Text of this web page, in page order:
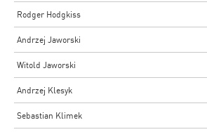
Rodger Hodgkiss
Andrzej Jaworski
Witold Jaworski
Andrzej Klesyk
Sebastian Klimek